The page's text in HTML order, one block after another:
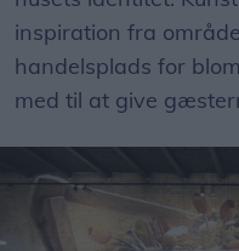
inspiration fra
handelsplads for
med til at give